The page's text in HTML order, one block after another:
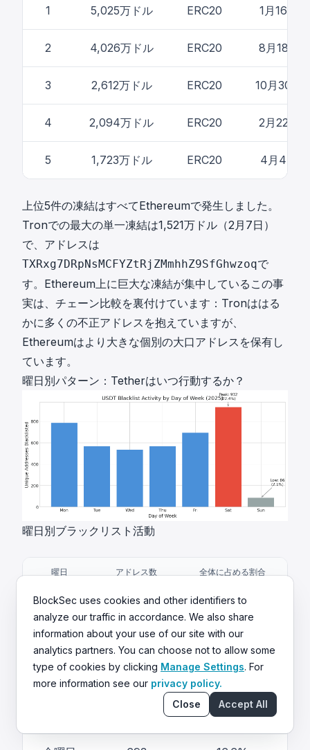
1 5,025万ドル ERC20 1月16日
2 4,026万ドル ERC20 8月18日
3 2,612万ドル ERC20 10月30日
4 2,094万ドル ERC20 2月22日
5 1,723万ドル ERC20 4月4日
上位5件の凍結はすべてEthereumで発生しました。
Tronでの最大の単一凍結は1,521万ドル（2月7日）
で、アドレスは
TXRxg7DRpNsMCFYZtRjZMmhhZ9SfGhwzoqで
す。Ethereum上に巨大な凍結が集中しているこの事
実は、チェーン比較を裏付けています：Tronははる
かに多くの不正アドレスを抱えていますが、
Ethereumはより大きな個別の大口アドレスを保有し
ています。
曜日別パターン：Tetherはいつ行動するか？
曜日別ブラックリスト活動
曜日 アドレス数 全体に占める割合
月曜日 786 18.9%
火曜日 565 13.6%
水曜日 535 12.9%
13.6%
BlockSec uses cookies and other identifiers to
analyze our traffic in accordance. We also share
information about your use of our site with our
analytics partners. You can choose not to allow some
type of cookies by clicking Manage Settings. For
more information see our privacy policy.
Close
Accept All